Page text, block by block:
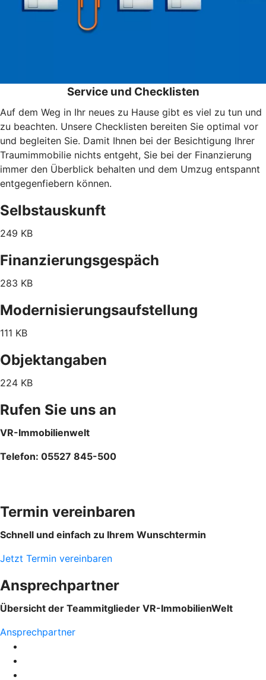
Service und Checklisten
Auf dem Weg in Ihr neues zu Hause gibt es viel zu tun und
zu beachten. Unsere Checklisten bereiten Sie optimal vor
und begleiten Sie. Damit Ihnen bei der Besichtigung Ihrer
Traumimmobilie nichts entgeht, Sie bei der Finanzierung
immer den Überblick behalten und dem Umzug entspannt
entgegenfiebern können.
Selbstauskunft
249 KB
Finanzierungsgespäch
283 KB
Modernisierungsaufstellung
111 KB
Objektangaben
224 KB
Rufen Sie uns an
VR-Immobilienwelt
Telefon: 05527 845-500
Termin vereinbaren
Schnell und einfach zu Ihrem Wunschtermin
Jetzt Termin vereinbaren
Ansprechpartner
Übersicht der Teammitglieder VR-ImmobilienWelt
Ansprechpartner